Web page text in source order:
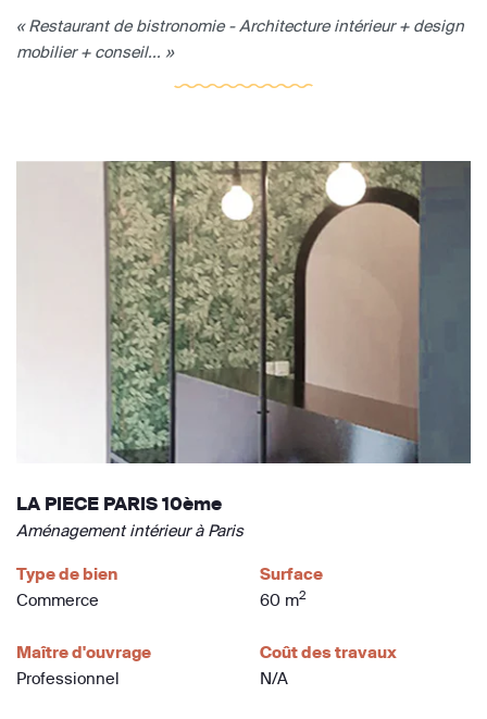
« Restaurant de bistronomie - Architecture intérieur + design
mobilier + conseil... »
LA PIECE PARIS 10ème
Aménagement intérieur à Paris
Type de bien
Commerce
Surface
60 m2
Maître d'ouvrage
Professionnel
Coût des travaux
N/A